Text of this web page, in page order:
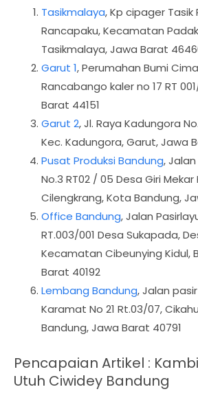
Tasikmalaya,Kp cipager Tasik
Rancapaku, Kecamatan
Tasikmalaya, Jawa Barat
Garut 1, Perumahan Bumi
Rancabango kaler no 17 RT
Barat 44151
Garut 2, Jl. Raya Kadungora
Kec. Kadungora, Garut, Jawa
Pusat Produksi Bandung,
No.3 RT02 / 05 Desa Giri
Cilengkrang, Kota Bandung,
Office Bandung, Jalan
RT.003/001 Desa Sukapada,
Kecamatan Cibeunying Kidul,
Barat 40192
Lembang Bandung, Jalan
Karamat No 21 Rt.03/07,
Bandung, Jawa Barat 40791
Pencapaian Artikel :
Utuh Ciwidey Bandung